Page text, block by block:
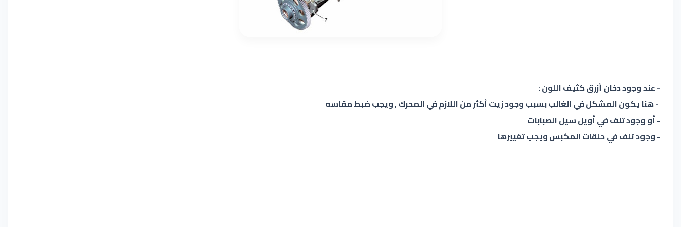
- عند وجود دخان أزرق كثيف اللون :
- هنا يكون المشكل في الغالب بسبب وجود زيت أكثر من اللازم في المحرك , ويجب ضبط مقاسه
- أو وجود تلف في أويل سيل الصبابات
- وجود تلف في حلقات المكبس ويجب تغييرها